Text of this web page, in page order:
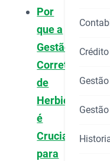
Por
que a
Gestão
Correta
de
Herbicidas
é
Crucial
para